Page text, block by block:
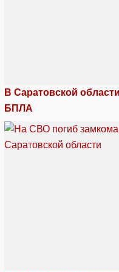
В Саратовской
БПЛА